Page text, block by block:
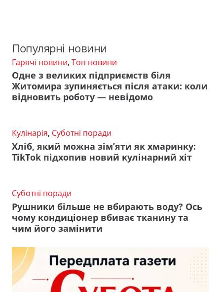
Популярні новини
Гарячі новини, Топ новини
Одне з великих підприємств біля
Житомира зупиняється після атаки: коли
відновить роботу — невідомо
Кулінарія, Суботні поради
Хліб, який можна зім’яти як хмаринку:
TikTok підхопив новий кулінарний хіт
Суботні поради
Рушники більше не вбирають воду? Ось
чому кондиціонер вбиває тканину та
чим його замінити